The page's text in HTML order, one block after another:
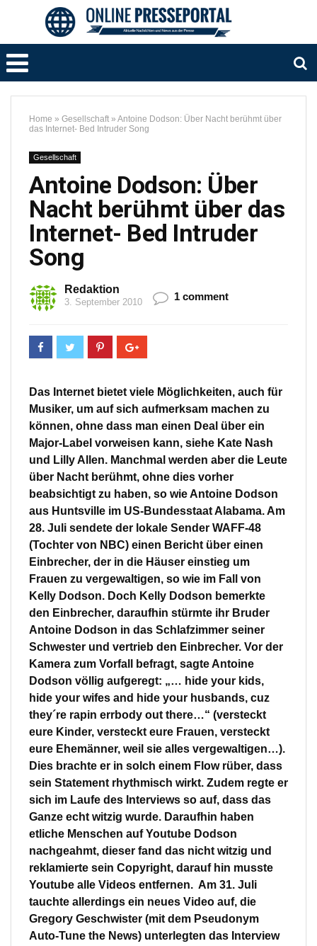
Home » Gesellschaft » Antoine Dodson: Über Nacht berühmt über
das Internet- Bed Intruder Song
Gesellschaft
Antoine Dodson: Über
Nacht berühmt über das
Internet- Bed Intruder
Song
Redaktion
3. September 2010 1 comment
Das Internet bietet viele Möglichkeiten, auch für
Musiker, um auf sich aufmerksam machen zu
können, ohne dass man einen Deal über ein
Major-Label vorweisen kann, siehe Kate Nash
und Lilly Allen. Manchmal werden aber die Leute
über Nacht berühmt, ohne dies vorher
beabsichtigt zu haben, so wie Antoine Dodson
aus Huntsville im US-Bundesstaat Alabama. Am
28. Juli sendete der lokale Sender WAFF-48
(Tochter von NBC) einen Bericht über einen
Einbrecher, der in die Häuser einstieg um
Frauen zu vergewaltigen, so wie im Fall von
Kelly Dodson. Doch Kelly Dodson bemerkte
den Einbrecher, daraufhin stürmte ihr Bruder
Antoine Dodson in das Schlafzimmer seiner
Schwester und vertrieb den Einbrecher. Vor der
Kamera zum Vorfall befragt, sagte Antoine
Dodson völlig aufgeregt: „… hide your kids,
hide your wifes and hide your husbands, cuz
they´re rapin errbody out there…“ (versteckt
eure Kinder, versteckt eure Frauen, versteckt
eure Ehemänner, weil sie alles vergewaltigen…).
Dies brachte er in solch einem Flow rüber, dass
sein Statement rhythmisch wirkt. Zudem regte er
sich im Laufe des Interviews so auf, dass das
Ganze echt witzig wurde. Daraufhin haben
etliche Menschen auf Youtube Dodson
nachgeahmt, dieser fand das nicht witzig und
reklamierte sein Copyright, darauf hin musste
Youtube alle Videos entfernen. Am 31. Juli
tauchte allerdings ein neues Video auf, die
Gregory Geschwister (mit dem Pseudonym
Auto-Tune the News) unterlegten das Interview